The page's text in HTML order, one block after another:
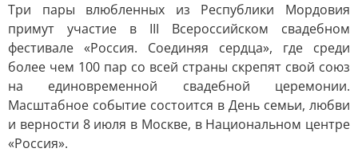
Три пары влюбленных из Республики Мордовия
примут участие в III Всероссийском свадебном
фестивале «Россия. Соединяя сердца», где среди
более чем 100 пар со всей страны скрепят свой союз
на единовременной свадебной церемонии.
Масштабное событие состоится в День семьи, любви
и верности 8 июля в Москве, в Национальном центре
«Россия».